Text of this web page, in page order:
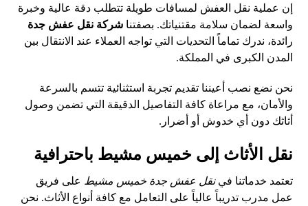
إن عملية نقل العفش لمسافات طويلة تتطلب دقة عالية وخبرة
واسعة لضمان سلامة مقتنياتك. بصفتناشركة نقل عفش جدة
رائدة، ندرك تماماً التحديات التي تواجه العملاء عند الانتقال بين
المدن الكبرى في المملكة.
نحن نضع نصب أعيننا تقديم تجربة استثنائية تتسم بالسرعة
والأمان، مع مراعاة كافة التفاصيل الدقيقة التي تضمن وصول
أثاثك دون أي خدوش أو أضرار.
نقل الأثاث إلى خميس مشيط باحترافية
تعتمد خدماتنا فينقل عفش جدة خميس مشيط على فريق
عمل مدرب تدريباً عالياً على التعامل مع كافة أنواع الأثاث. نحن